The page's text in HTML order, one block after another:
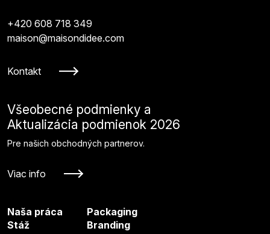
+420 608 718 349
maison@maisondidee.com
Kontakt
Všeobecné podmienky a
Aktualizácia podmienok 2026
Pre našich obchodných partnerov.
Viac info
Naša práca
Stáž
Packaging
Branding